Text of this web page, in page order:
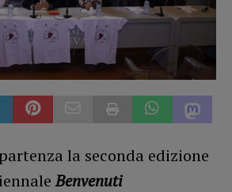
la seconda edizione
Benvenuti